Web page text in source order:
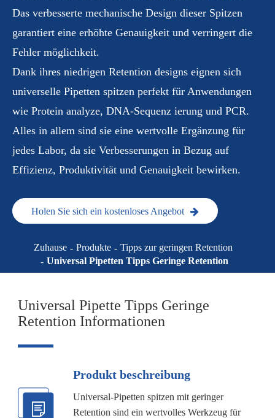
Das verbesserte mechanische Design dieser Spitzen
garantiert eine erhöhte Genauigkeit und verringert die
Fehler möglichkeit.
Dank ihres niedrigen Retention designs eignen sich
universelle Pipetten spitzen perfekt für Anwendungen
wie Protein analyze, DNA-Sequenz ierung und PCR.
Alles in allem sind sie eine wertvolle Ergänzung für
jedes Labor, da sie Verbesserungen in Bezug auf
Effizienz, Produktivität und Genauigkeit bewirken.
Holen Sie sich ein kostenloses Angebot
Zuhause Produkte
Tipps zur geringen Retention
Universal Pipetten Tipps Geringe Retention
Universal Pipette Tipps Geringe
Retention Informationen
Produkt beschreibung
Universal-Pipetten spitzen mit geringer
Retention sind ein wertvolles Werkzeug für